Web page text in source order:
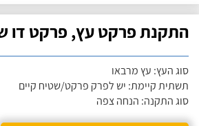
התקנת פרקט עץ, פרקט דו
סוג העץ: עץ מרבאו
תשתית קיימת: יש לפרק פרקט/שטיח קיים
סוג התקנה: הנחה צפה